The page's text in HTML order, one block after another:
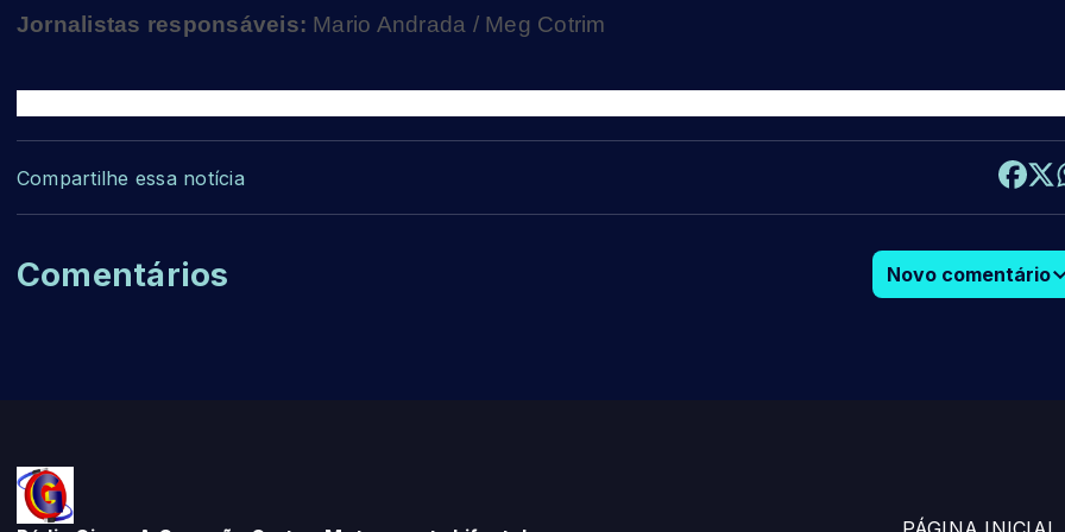
Jornalistas responsáveis: Mario Andrada / Meg Cotrim
Compartilhe essa notícia
Comentários Novo comentário